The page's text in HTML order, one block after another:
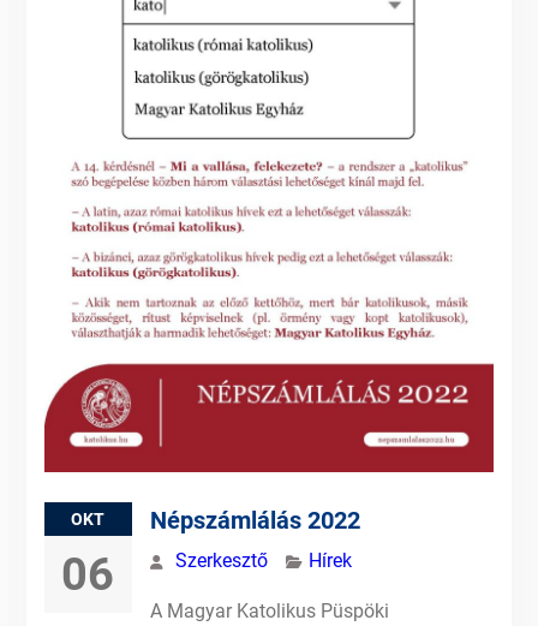
OKT
06
Népszámlálás 2022
Szerkesztő Hírek
A Magyar Katolikus Püspöki